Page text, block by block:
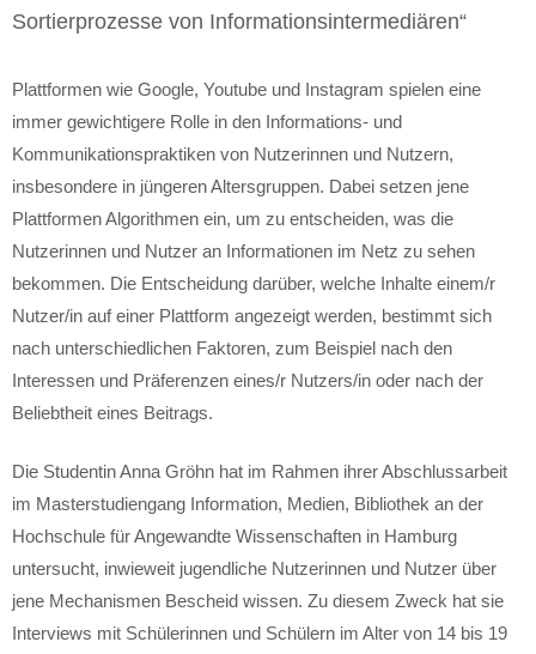
Sortierprozesse von Informationsintermediären“
Plattformen wie Google, Youtube und Instagram spielen eine
immer gewichtigere Rolle in den Informations- und
Kommunikationspraktiken von Nutzerinnen und Nutzern,
insbesondere in jüngeren Altersgruppen. Dabei setzen jene
Plattformen Algorithmen ein, um zu entscheiden, was die
Nutzerinnen und Nutzer an Informationen im Netz zu sehen
bekommen. Die Entscheidung darüber, welche Inhalte einem/r
Nutzer/in auf einer Plattform angezeigt werden, bestimmt sich
nach unterschiedlichen Faktoren, zum Beispiel nach den
Interessen und Präferenzen eines/r Nutzers/in oder nach der
Beliebtheit eines Beitrags.
Die Studentin Anna Gröhn hat im Rahmen ihrer Abschlussarbeit
im Masterstudiengang Information, Medien, Bibliothek an der
Hochschule für Angewandte Wissenschaften in Hamburg
untersucht, inwieweit jugendliche Nutzerinnen und Nutzer über
jene Mechanismen Bescheid wissen. Zu diesem Zweck hat sie
Interviews mit Schülerinnen und Schülern im Alter von 14 bis 19